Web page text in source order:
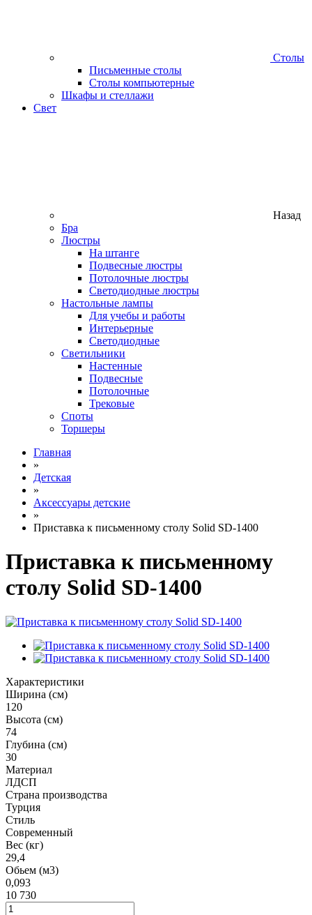
Столы
Письменные столы
Столы компьютерные
Шкафы и стеллажи
Свет
Назад
Бра
Люстры
На штанге
Подвесные люстры
Потолочные люстры
Светодиодные люстры
Настольные лампы
Для учебы и работы
Интерьерные
Светодиодные
Светильники
Настенные
Подвесные
Потолочные
Трековые
Споты
Торшеры
Главная
»
Детская
»
Аксессуары детские
»
Приставка к письменному столу Solid SD-1400
Приставка к письменному
столу Solid SD-1400
Характеристики
Ширина (см)
120
Высота (см)
74
Глубина (см)
30
Материал
ЛДСП
Страна производства
Турция
Стиль
Современный
Вес (кг)
29,4
Обьем (м3)
0,093
10 730